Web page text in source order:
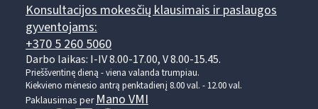
Konsultacijos mokesčių klausimais ir paslaugos
gyventojams:
+370 5 260 5060
Darbo laikas: I-IV 8.00-17.00, V 8.00-15.45.
Prieššventinę dieną - viena valanda trumpiau.
Kiekvieno mėnesio antrą penktadienį 8.00 val. - 12.00 val.
Paklausimas per Mano VMI